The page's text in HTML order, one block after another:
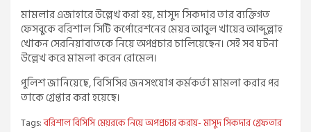
মামলার এজাহারে উল্লেখ করা হয়, মাসুদ সিকদার তার ব্যক্তিগত
ফেসবুকে বরিশাল সিটি কর্পোরেশনের মেয়র আবুল খায়ের আব্দুল্লাহ
খোকন সেরনিয়াবাতকে নিয়ে অপপ্রচার চালিয়েছেন। সেই সব ঘটনা
উল্লেখ করে মামলা করেন রোমেল।
পুলিশ জানিয়েছে, বিসিসির জনসংযোগ কর্মকর্তা মামলা করার পর
তাকে গ্রেপ্তার করা হয়েছে।
Tags:বরিশাল বিসিসি মেয়রকে নিয়ে অপপ্রচার করায়- মাসুদ সিকদার গ্রেফতার